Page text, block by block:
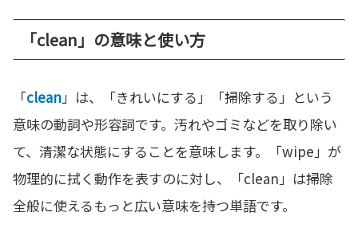
「clean」の意味と使い方
「clean」は、「きれいにする」「掃除する」という
意味の動詞や形容詞です。汚れやゴミなどを取り除い
て、清潔な状態にすることを意味します。「wipe」が
物理的に拭く動作を表すのに対し、「clean」は掃除
全般に使えるもっと広い意味を持つ単語です。